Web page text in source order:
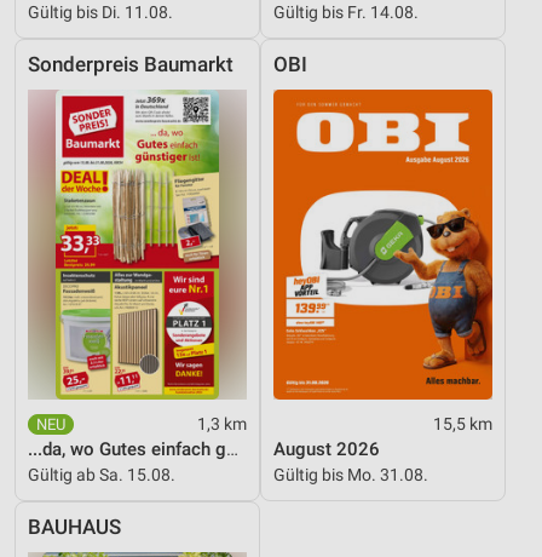
Gültig bis Di. 11.08. Gültig bis Fr. 14.08.
Sonderpreis Baumarkt
1,3 km
...da, wo Gutes einfach günstiger ist!
Gültig ab Sa. 15.08.
OBI
15,5 km
August 2026
Gültig bis Mo. 31.08.
BAUHAUS